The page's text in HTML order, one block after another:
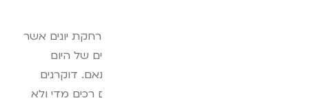
בשוק נמכרים סוגים שונים של דוקרנים להרחקת יונים אשר
לא כולם נמצאו כיעילים, במיוחד עבור היונים של היום
שכאמור אוכלות לא רע ומשקלן הוא בהתאם. דוקרנים
מפלסטיק למשל אינם יעילים מספיק כי הם רכים מדי ולא